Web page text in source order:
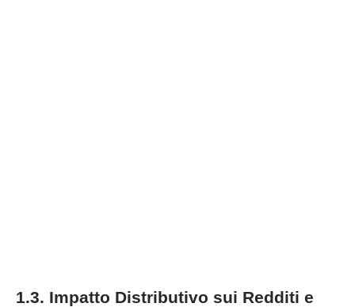
1.3. Impatto Distributivo sui Redditi e